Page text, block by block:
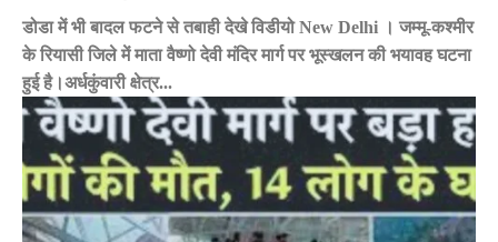
डोडा में भी बादल फटने से तबाही देखे विडीयो New Delhi । जम्मू-कश्मीर
के रियासी जिले में माता वैष्णो देवी मंदिर मार्ग पर भूस्खलन की भयावह घटना
हुई है।अर्धकुंवारी क्षेत्र...